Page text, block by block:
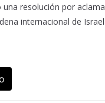
resolución por
internacional de